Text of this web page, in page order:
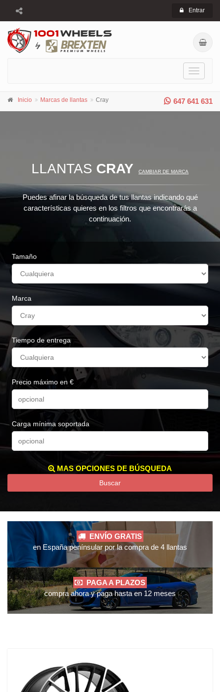
Entrar
Toggle
647 641 631
Inicio Marcas de llantas Cray
LLANTAS CRAY CAMBIAR DE MARCA
Puedes afinar la búsqueda de tus llantas indicando qué
características quieres en los filtros que encontrarás a
continuación.
Tamaño
Marca
Tiempo de entrega
Precio máximo en €
Carga mínima soportada
MAS OPCIONES DE BÚSQUEDA
Buscar
ENVÍO GRATIS
en España penínsular por la compra de 4 llantas
PAGA A PLAZOS
compra ahora y paga hasta en 12 meses